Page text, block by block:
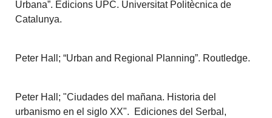
Urbana”. Edicions UPC. Universitat Politècnica de
Catalunya.
Peter Hall; “Urban and Regional Planning”. Routledge.
Peter Hall; "Ciudades del mañana. Historia del
urbanismo en el siglo XX". Ediciones del Serbal,